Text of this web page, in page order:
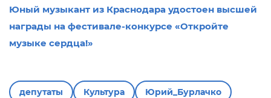
Юный музыкант из Краснодара удостоен высшей
награды на фестивале-конкурсе «Откройте
музыке сердца!»
депутаты Культура Юрий_Бурлачко